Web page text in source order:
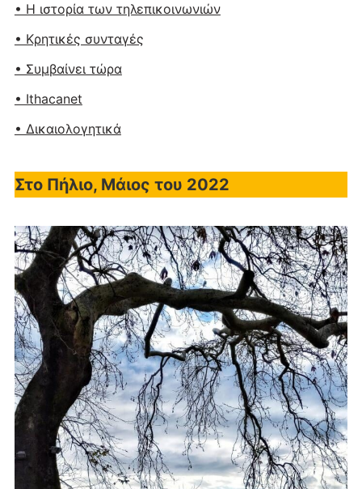
• Η ιστορία των τηλεπικοινωνιών
• Κρητικές συνταγές
• Συμβαίνει τώρα
• Ithacanet
• Δικαιολογητικά
Στο Πήλιο, Μάιος του 2022